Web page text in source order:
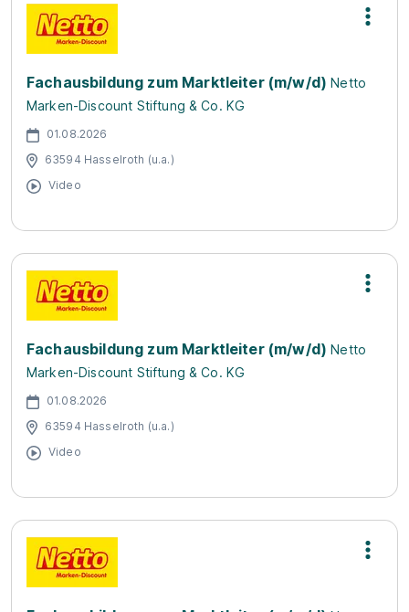
Fachausbildung zum Marktleiter (m/w/d) Netto
Marken-Discount Stiftung & Co. KG
01.08.2026
63594 Hasselroth (u.a.)
Video
Fachausbildung zum Marktleiter (m/w/d) Netto
Marken-Discount Stiftung & Co. KG
01.08.2026
63594 Hasselroth (u.a.)
Video